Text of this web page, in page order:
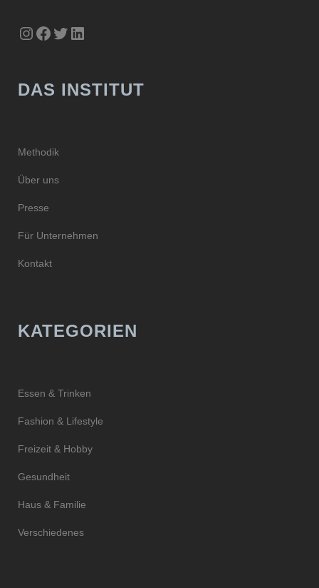
Instagram
Facebook
Twitter
LinkedIn
DAS INSTITUT
Methodik
Über uns
Presse
Für Unternehmen
Kontakt
KATEGORIEN
Essen & Trinken
Fashion & Lifestyle
Freizeit & Hobby
Gesundheit
Haus & Familie
Verschiedenes